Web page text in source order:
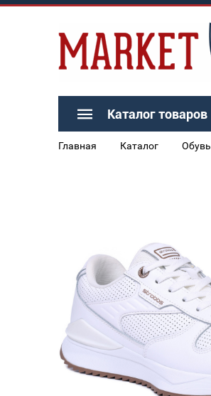
Каталог товаров
Главная Каталог Обувь